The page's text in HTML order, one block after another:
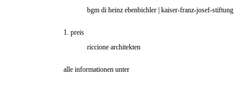
bgm di heinz ebenbichler | kaiser-franz-josef-stiftung
1. preis
riccione architekten
alle informationen unter